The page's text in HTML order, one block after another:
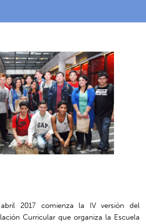
2017 comienza la IV versión del
Curricular que organiza la Escuela